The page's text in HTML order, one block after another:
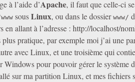
à l’aide d’Apache, il faut que celle-ci se
sousLinux, ou dans le dossier www/
en allant à l’adresse : http://localhost/
plus pratique, par exemple moi j’ai une
avec Linux, et une troisième qui
Windows pour pouvoir gérer le système
sur ma partition Linux, et mes fichiers